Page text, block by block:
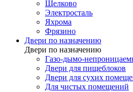
Щелково
Электросталь
Яхрома
Фрязино
Двери по назначению
Двери по назначению
Газо-дымо-
Двери для пищеблоков
Двери для сухих
Для чистых помещений